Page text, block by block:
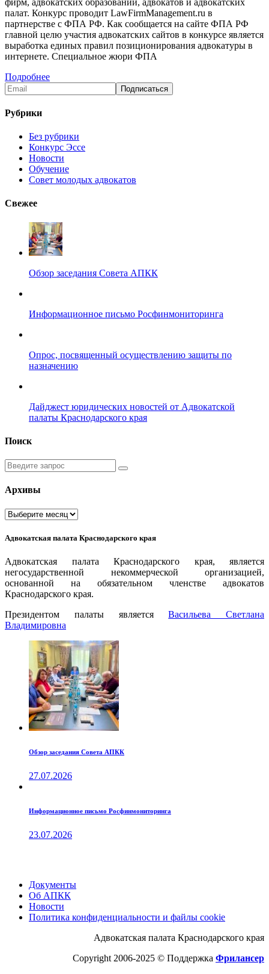
палат. Конкурс проводит LawFirmManagement.ru в
партнерстве с ФПА РФ. Как сообщается на сайте ФПА РФ
главной целю участия адвокатских сайтов в конкурсе является
выработка единых правил позиционирования адвокатуры в
интернете. Специальное жюри ФПА
Подробнее
Рубрики
Без рубрики
Конкурс Эссе
Новости
Обучение
Совет молодых адвокатов
Свежее
Обзор заседания Совета АПКК
Информационное письмо Росфинмониторинга
Опрос, посвященный осуществлению защиты по
назначению
Дайджест юридических новостей от Адвокатской
палаты Краснодарского края
Поиск
Введите
запрос
Архивы
Архивы
Адвокатская палата Краснодарского края
Адвокатская палата Краснодарского края, является
негосударственной некоммерческой организацией,
основанной на обязательном членстве адвокатов
Краснодарского края.
Президентом палаты являетсяВаcильева Светлана
Владимировна
Обзор заседания Совета АПКК
27.07.2026
Информационное письмо Росфинмониторинга
23.07.2026
Документы
Об АПКК
Новости
Политика конфиденциальности и файлы cookie
Адвокатская палата Краснодарского края
Copyright 2006-2025 © Поддержка Фрилансер